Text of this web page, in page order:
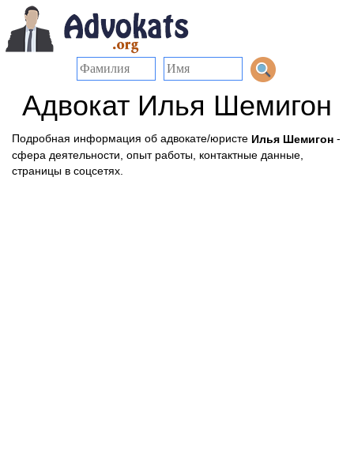
Адвокат Илья Шемигон
Подробная информация об адвокате/юристе Илья Шемигон -
сфера деятельности, опыт работы, контактные данные,
страницы в соцсетях.